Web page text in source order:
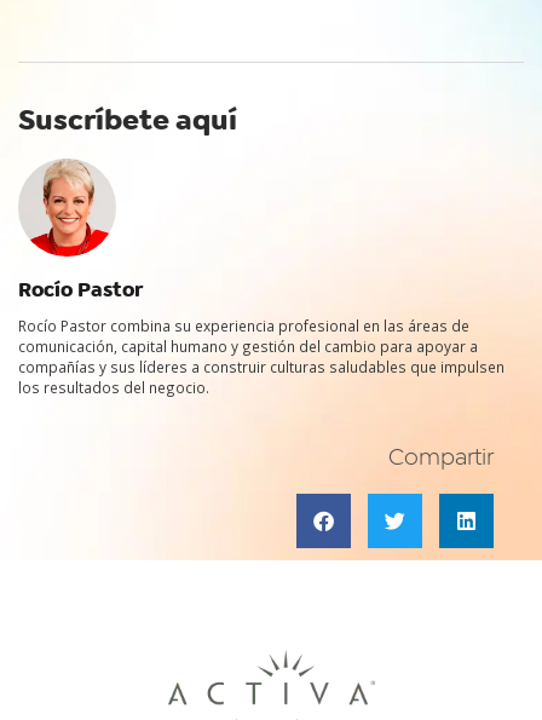
Suscríbete aquí
Rocío Pastor
Rocío Pastor combina su experiencia profesional en las áreas de
comunicación, capital humano y gestión del cambio para apoyar a
compañías y sus líderes a construir culturas saludables que impulsen
los resultados del negocio.
Compartir